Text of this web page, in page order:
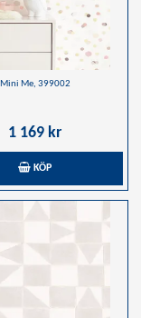
Mini Me, 399002
1 169 kr
KÖP